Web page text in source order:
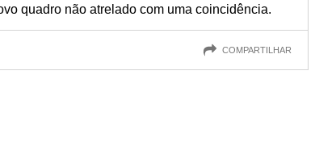
quadro não atrelado com uma coincidência.
COMPARTILHAR